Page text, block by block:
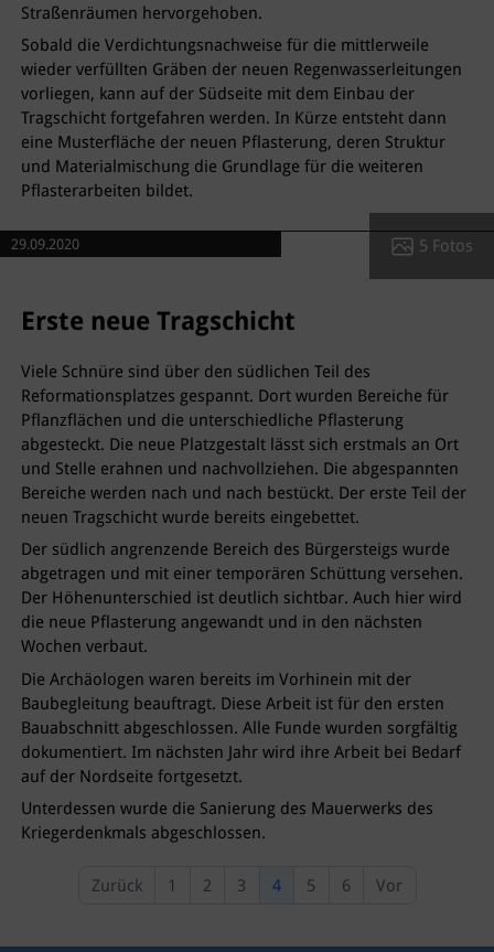
Straßenräumen hervorgehoben.
Sobald die Verdichtungsnachweise für die mittlerweile
wieder verfüllten Gräben der neuen Regenwasserleitungen
vorliegen, kann auf der Südseite mit dem Einbau der
Tragschicht fortgefahren werden. In Kürze entsteht dann
eine Musterfläche der neuen Pflasterung, deren Struktur
und Materialmischung die Grundlage für die weiteren
Pflasterarbeiten bildet.
29.09.2020 5 Fotos
Erste neue Tragschicht
Viele Schnüre sind über den südlichen Teil des
Reformationsplatzes gespannt. Dort wurden Bereiche für
Pflanzflächen und die unterschiedliche Pflasterung
abgesteckt. Die neue Platzgestalt lässt sich erstmals an Ort
und Stelle erahnen und nachvollziehen. Die abgespannten
Bereiche werden nach und nach bestückt. Der erste Teil der
neuen Tragschicht wurde bereits eingebettet.
Der südlich angrenzende Bereich des Bürgersteigs wurde
abgetragen und mit einer temporären Schüttung versehen.
Der Höhenunterschied ist deutlich sichtbar. Auch hier wird
die neue Pflasterung angewandt und in den nächsten
Wochen verbaut.
Die Archäologen waren bereits im Vorhinein mit der
Baubegleitung beauftragt. Diese Arbeit ist für den ersten
Bauabschnitt abgeschlossen. Alle Funde wurden sorgfältig
dokumentiert. Im nächsten Jahr wird ihre Arbeit bei Bedarf
auf der Nordseite fortgesetzt.
Unterdessen wurde die Sanierung des Mauerwerks des
Kriegerdenkmals abgeschlossen.
Zurück 1 2 3 4 5 6 Vor